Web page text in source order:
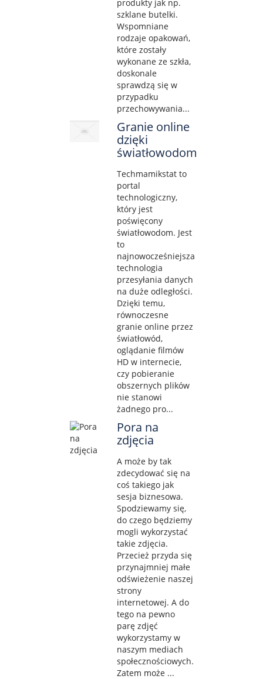
produkty jak np.
szklane butelki.
Wspomniane
rodzaje opakowań,
które zostały
wykonane ze szkła,
doskonale
sprawdzą się w
przypadku
przechowywania...
Granie online
dzięki
światłowodom
Techmamikstat to
portal
technologiczny,
który jest
poświęcony
światłowodom. Jest
to
najnowocześniejsza
technologia
przesyłania danych
na duże odległości.
Dzięki temu,
równoczesne
granie online przez
światłowód,
oglądanie filmów
HD w internecie,
czy pobieranie
obszernych plików
nie stanowi
żadnego pro...
Pora na
zdjęcia
A może by tak
zdecydować się na
coś takiego jak
sesja biznesowa.
Spodziewamy się,
do czego będziemy
mogli wykorzystać
takie zdjęcia.
Przecież przyda się
przynajmniej małe
odświeżenie naszej
strony
internetowej. A do
tego na pewno
parę zdjęć
wykorzystamy w
naszym mediach
społecznościowych.
Zatem może ...